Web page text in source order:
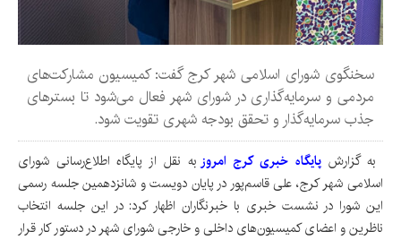
سخنگوی شورای اسلامی شهر کرج گفت: کمیسیون مشارکت‌های
مردمی و سرمایه‌گذاری در شورای شهر فعال می‌شود تا بسترهای
جذب سرمایه‌گذار و تحقق بودجه شهری تقویت شود.
به گزارشپایگاه خبری کرج امروز به نقل از پایگاه اطلاع‌رسانی شورای
اسلامی شهر کرج، علی قاسم‌پور در پایان دویست و شانزدهمین جلسه رسمی
این شورا در نشست خبری با خبرنگاران اظهار کرد: در این جلسه انتخاب
ناظرین و اعضای کمیسیون‌های داخلی و خارجی شورای شهر در دستور کار قرار